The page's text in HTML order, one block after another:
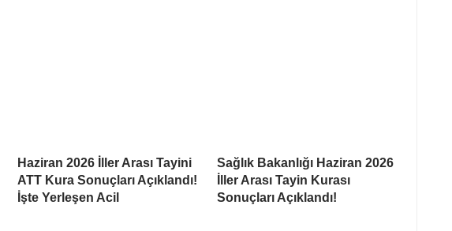
Haziran 2026 İller Arası Tayini
ATT Kura Sonuçları Açıklandı!
İşte Yerleşen Acil
Sağlık Bakanlığı Haziran 2026
İller Arası Tayin Kurası
Sonuçları Açıklandı!